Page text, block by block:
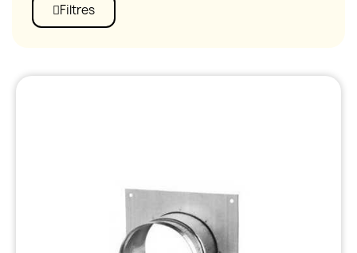
Filtres